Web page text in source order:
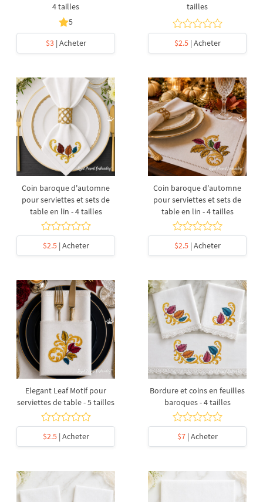
4 tailles
5
$3| Acheter
tailles
$2.5| Acheter
Coin baroque d'automne
pour serviettes et sets de
table en lin - 4 tailles
$2.5| Acheter
Coin baroque d'automne
pour serviettes et sets de
table en lin - 4 tailles
$2.5| Acheter
Elegant Leaf Motif pour
serviettes de table - 5 tailles
$2.5| Acheter
Bordure et coins en feuilles
baroques - 4 tailles
$7| Acheter